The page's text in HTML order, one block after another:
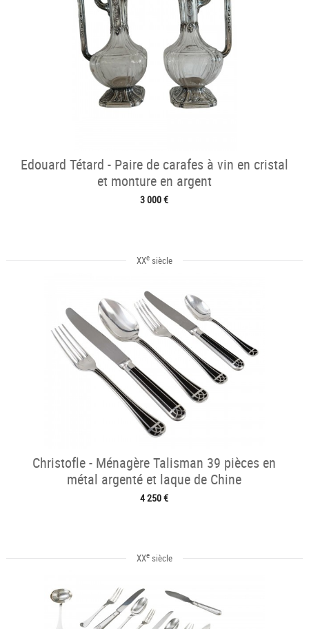
Edouard Tétard - Paire de carafes à vin en cristal
et monture en argent
3 000 €
XXesiècle
Christofle - Ménagère Talisman 39 pièces en
métal argenté et laque de Chine
4 250 €
XXesiècle